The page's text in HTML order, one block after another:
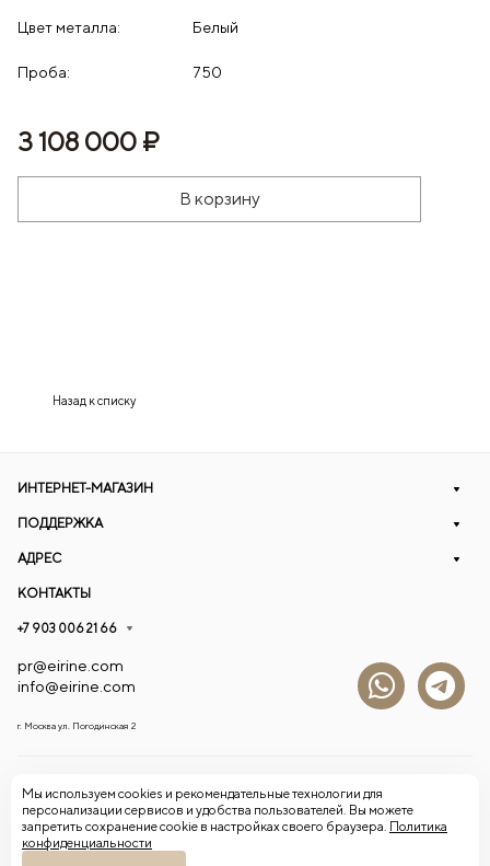
Цвет металла: Белый
Проба: 750
3 108 000 ₽
В корзину
Назад к списку
ИНТЕРНЕТ-МАГАЗИН
ПОДДЕРЖКА
АДРЕС
КОНТАКТЫ
+7 903 006 21 66
pr@eirine.com
info@eirine.com
г. Москва ул. Погодинская 2
© 2026 Eirine
Конфиденциальность
Оферта
Мы используем cookies и рекомендательные технологии для
персонализации сервисов и удобства пользователей. Вы можете
запретить сохранение cookie в настройках своего браузера. Политика
конфиденциальности